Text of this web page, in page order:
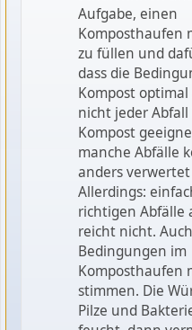
Aufgabe, einen
Komposthaufen
zu füllen und
dass die
Kompost optimal
nicht jeder
Kompost
manche Abfälle
anders
Allerdings:
richtigen Abfälle
reicht nicht.
Bedingungen im
Komposthaufen
stimmen. Die
Pilze und